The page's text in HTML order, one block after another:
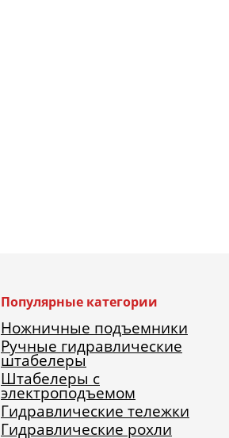
Популярные категории
Ножничные подъемники
Ручные гидравлические
штабелеры
Штабелеры с
электроподъемом
Гидравлические тележки
Гидравлические рохли